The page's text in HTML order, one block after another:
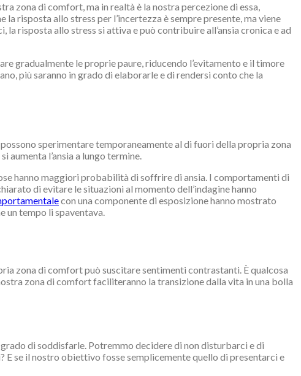
zona di comfort, ma in realtà è la nostra percezione di essa,
risposta allo stress per l’incertezza è sempre presente, ma viene
risposta allo stress si attiva e può contribuire all’ansia cronica e ad
gradualmente le proprie paure, riducendo l’evitamento e il timore
più saranno in grado di elaborarle e di rendersi conto che la
sperimentare temporaneamente al di fuori della propria zona
aumenta l’ansia a lungo termine.
hanno maggiori probabilità di soffrire di ansia. I comportamenti di
di evitare le situazioni al momento dell’indagine hanno
con una componente di esposizione hanno mostrato
un tempo li spaventava.
zona di comfort può suscitare sentimenti contrastanti. È qualcosa
zona di comfort faciliteranno la transizione dalla vita in una bolla
di soddisfarle. Potremmo decidere di non disturbarci e di
E se il nostro obiettivo fosse semplicemente quello di presentarci e